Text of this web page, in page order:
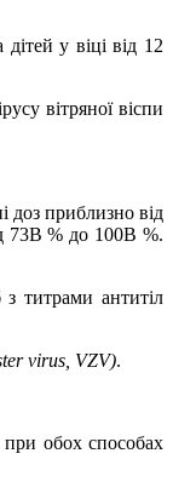
у віці від 12
вітряної віспи
доз приблизно від
73В % до 100В %.
титрами антитіл
virus, VZV).
при обох способах